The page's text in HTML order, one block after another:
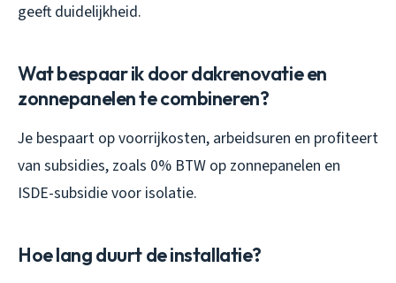
geeft duidelijkheid.
Wat bespaar ik door dakrenovatie en
zonnepanelen te combineren?
Je bespaart op voorrijkosten, arbeidsuren en profiteert
van subsidies, zoals 0% BTW op zonnepanelen en
ISDE-subsidie voor isolatie.
Hoe lang duurt de installatie?